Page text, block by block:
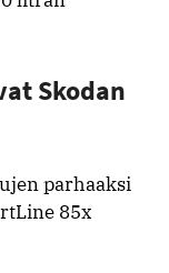
Skodan
parhaaksi
85x